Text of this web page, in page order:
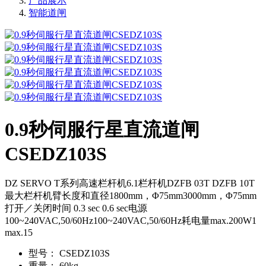
智能道闸
0.9秒伺服行星直流道闸
CSEDZ103S
DZ SERVO T系列高速栏杆机6.1栏杆机DZFB 03T DZFB 10T
最大栏杆机臂长度和直径1800mm，Φ75mm3000mm，Φ75mm
打开／关闭时间 0.3 sec 0.6 sec电源
100~240VAC,50/60Hz100~240VAC,50/60Hz耗电量max.200W1
max.15
型号：
CSEDZ103S